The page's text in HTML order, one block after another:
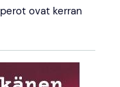
ovat kerran